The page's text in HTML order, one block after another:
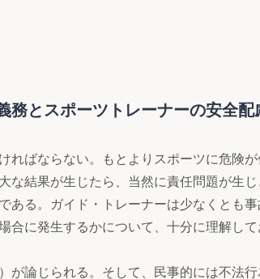
とスポーツトレーナーの安全配
ばならない。もとよりスポーツに危険
な結果が生じたら、当然に責任問題が生
ある。ガイド・トレーナーは少なくとも
合に発生するかについて、十分に理解し
論じられる。そして、民事的には不法